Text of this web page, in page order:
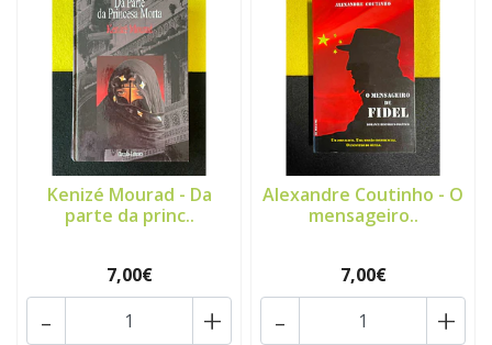
Kenizé Mourad - Da
parte da princ..
7,00€
+
-
Alexandre Coutinho - O
mensageiro..
7,00€
+
-